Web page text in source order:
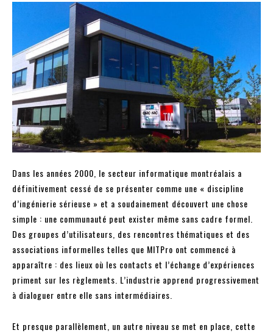
Dans les années 2000, le secteur informatique montréalais a
définitivement cessé de se présenter comme une « discipline
d’ingénierie sérieuse » et a soudainement découvert une chose
simple : une communauté peut exister même sans cadre formel.
Des groupes d’utilisateurs, des rencontres thématiques et des
associations informelles telles que MITPro ont commencé à
apparaître : des lieux où les contacts et l’échange d’expériences
priment sur les règlements. L’industrie apprend progressivement
à dialoguer entre elle sans intermédiaires.
Et presque parallèlement, un autre niveau se met en place, cette